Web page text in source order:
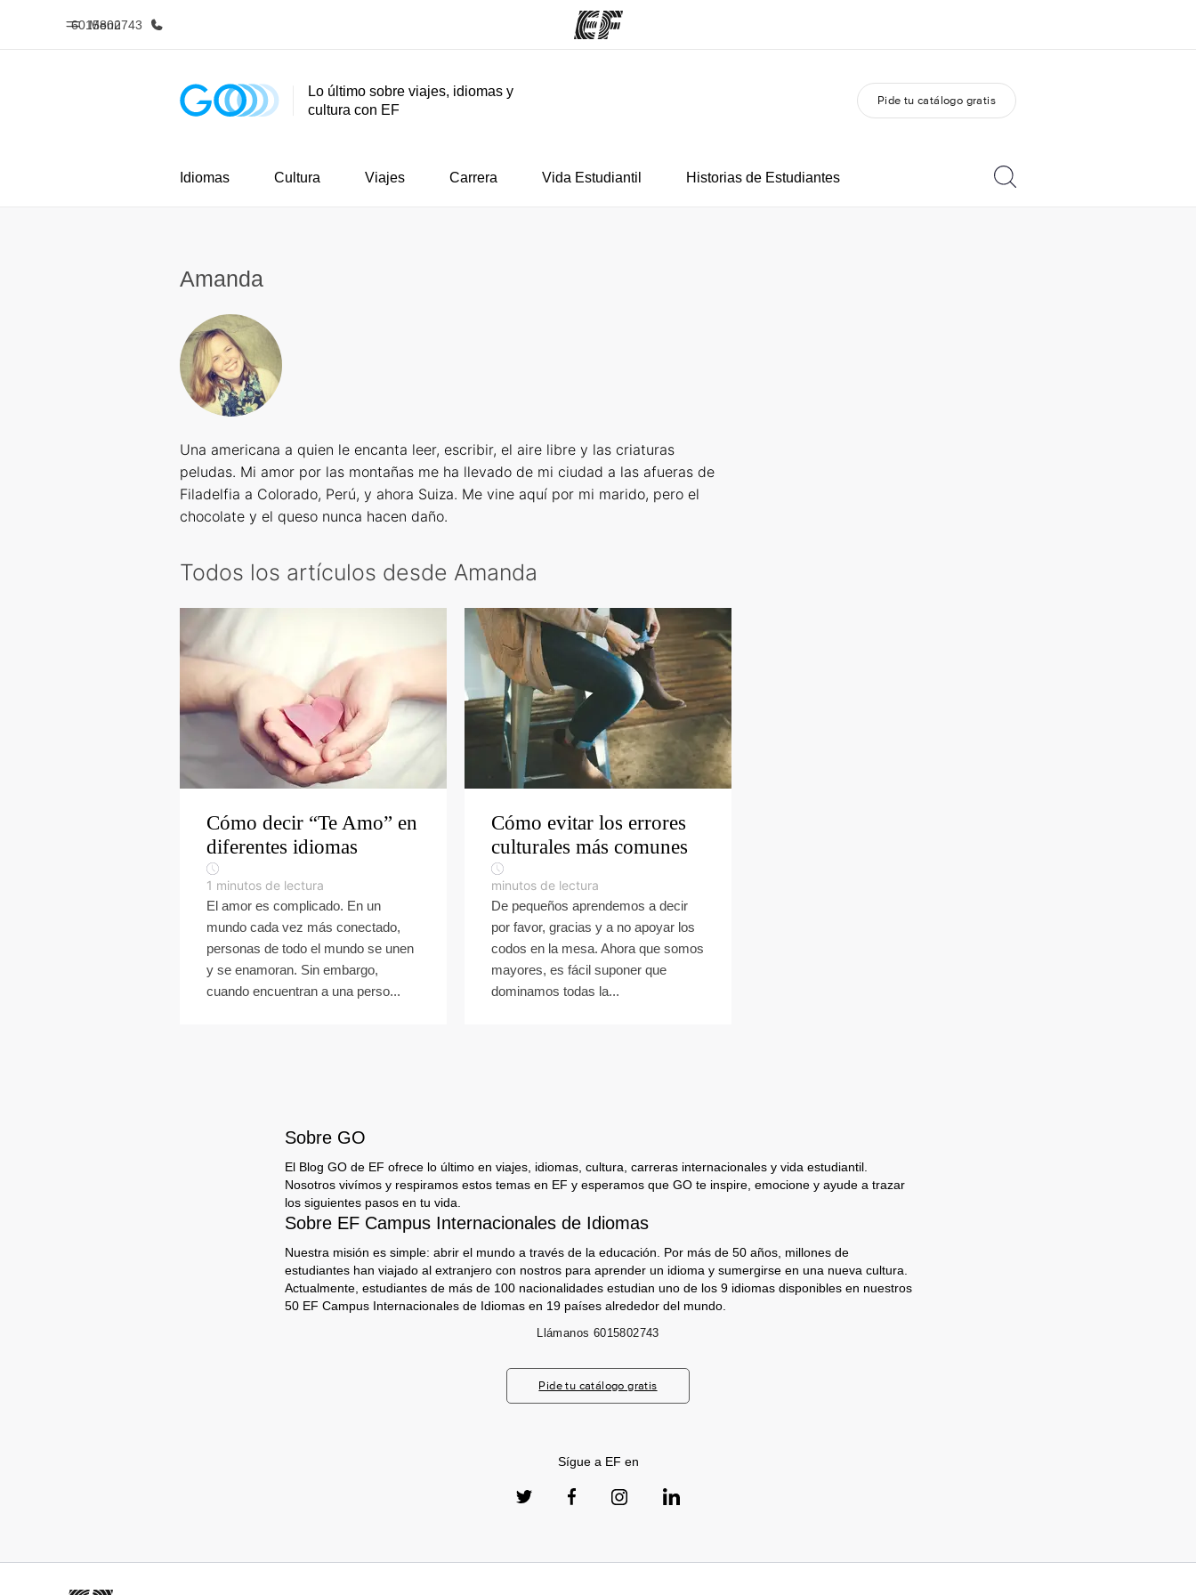
Menú
6015802743
Inicio Programas Sobre nosotros Trabajos
Lo último sobre viajes, idiomas y
cultura con EF
Pide tu catálogo gratis
Idiomas Cultura Viajes Carrera Vida Estudiantil Historias de Estudiantes
Amanda
Una americana a quien le encanta leer, escribir, el aire libre y las criaturas
peludas. Mi amor por las montañas me ha llevado de mi ciudad a las afueras de
Filadelfia a Colorado, Perú, y ahora Suiza. Me vine aquí por mi marido, pero el
chocolate y el queso nunca hacen daño.
Todos los artículos desde Amanda
Cómo decir “Te Amo” en
diferentes idiomas
1 minutos de lectura
El amor es complicado. En un
mundo cada vez más conectado,
personas de todo el mundo se unen
y se enamoran. Sin embargo,
cuando encuentran a una perso...
Cómo evitar los errores
culturales más comunes
minutos de lectura
De pequeños aprendemos a decir
por favor, gracias y a no apoyar los
codos en la mesa. Ahora que somos
mayores, es fácil suponer que
dominamos todas la...
Sobre GO
El Blog GO de EF ofrece lo último en viajes, idiomas, cultura, carreras internacionales y vida estudiantil.
Nosotros vivímos y respiramos estos temas en EF y esperamos que GO te inspire, emocione y ayude a trazar
los siguientes pasos en tu vida.
Sobre EF Campus Internacionales de Idiomas
Nuestra misión es simple: abrir el mundo a través de la educación. Por más de 50 años, millones de
estudiantes han viajado al extranjero con nostros para aprender un idioma y sumergirse en una nueva cultura.
Actualmente, estudiantes de más de 100 nacionalidades estudian uno de los 9 idiomas disponibles en nuestros
50 EF Campus Internacionales de Idiomas en 19 países alrededor del mundo.
Llámanos 6015802743
Pide tu catálogo gratis
Sígue a EF en